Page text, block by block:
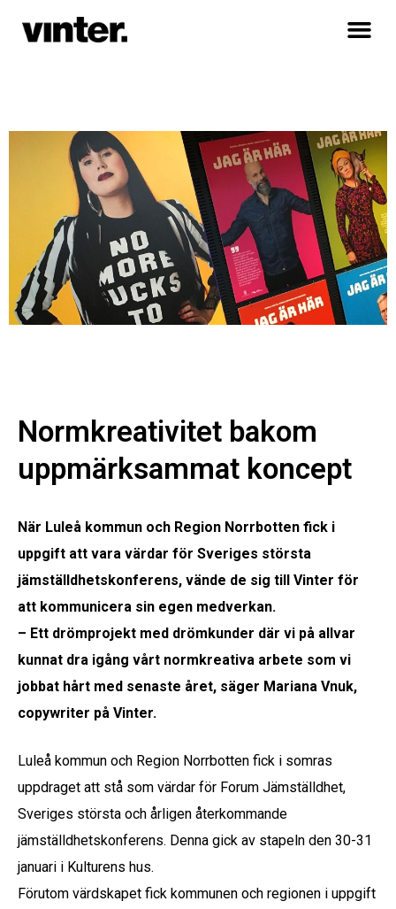
Normkreativitet bakom
uppmärksammat koncept
När Luleå kommun och Region Norrbotten fick i
uppgift att vara värdar för Sveriges största
jämställdhetskonferens, vände de sig till Vinter för
att kommunicera sin egen medverkan.
– Ett drömprojekt med drömkunder där vi på allvar
kunnat dra igång vårt normkreativa arbete som vi
jobbat hårt med senaste året, säger Mariana Vnuk,
copywriter på Vinter.
Luleå kommun och Region Norrbotten fick i somras
uppdraget att stå som värdar för Forum Jämställdhet,
Sveriges största och årligen återkommande
jämställdhetskonferens. Denna gick av stapeln den 30-31
januari i Kulturens hus.
Förutom värdskapet fick kommunen och regionen i uppgift